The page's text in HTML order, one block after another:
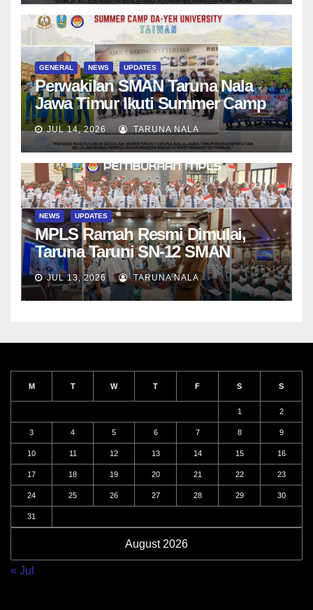
GENERAL NEWS UPDATES
Perwakilan SMAN Taruna Nala
Jawa Timur Ikuti Summer Camp
di Da-Yeh University, Taiwan
JUL 14, 2026 TARUNA NALA
NEWS UPDATES
MPLS Ramah Resmi Dimulai,
Taruna Taruni SN-12 SMAN
Taruna Nala Jawa Timur Siap
Menjalani Tahun Ajaran Baru
JUL 13, 2026 TARUNA NALA
August 2026
M T W T F S S
1 2
3 4 5 6 7 8 9
10 11 12 13 14 15 16
17 18 19 20 21 22 23
24 25 26 27 28 29 30
31
« Jul